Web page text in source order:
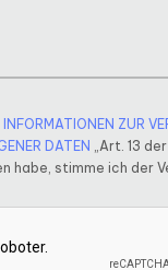
INFORMATIONEN ZUR
DATEN
„Art. 13
habe, stimme ich der